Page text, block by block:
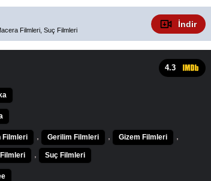
Filmleri, Suç Filmleri
İndir
4.3
Filmleri Gerilim Filmleri Gizem Filmleri
Suç Filmleri